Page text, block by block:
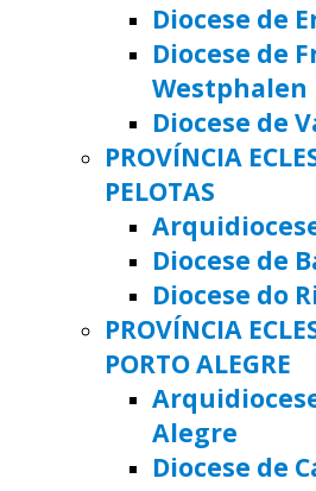
Diocese de
Diocese de
Westphalen
Diocese de
PROVÍNCIA
PELOTAS
Diocese de
Diocese do
PROVÍNCIA
PORTO ALEGRE
Alegre
Diocese de